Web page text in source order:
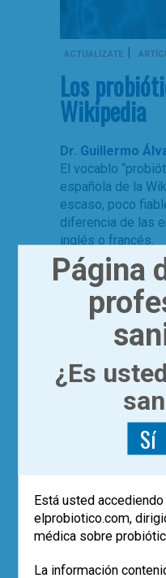
ACTUALÍZATE |
Los
Wikipedia
Dr. Guillermo
El vocablo
española de la
escaso, poco
diferencia de las
inglés o francés.
Leer más
estudios ,
POST
Los datos de
papel de
CNCM I-745
adversidad
El uso de
¿quién los
Empleo de la
boulardii
en pediatría
Página
¿Es
Sí
Está usted
elprobiotico.com,
médica sobre
La información